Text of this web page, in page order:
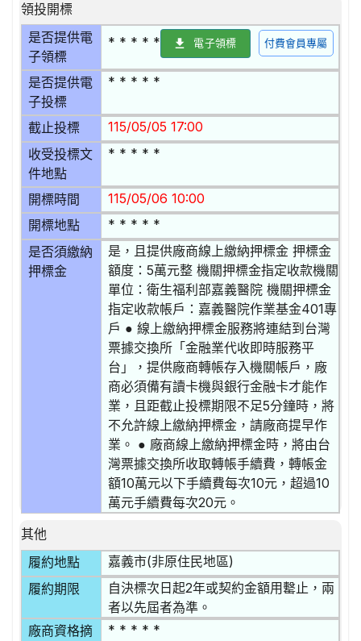
領投開標
是否提供電
子領標
* * * * * 電子領標 付費會員專屬
是否提供電
子投標
* * * * *
截止投標 115/05/05 17:00
收受投標文
件地點
* * * * *
開標時間 115/05/06 10:00
開標地點 * * * * *
是否須繳納
押標金
是，且提供廠商線上繳納押標金 押標金
額度：5萬元整 機關押標金指定收款機關
單位：衛生福利部嘉義醫院 機關押標金
指定收款帳戶：嘉義醫院作業基金401專
戶 ● 線上繳納押標金服務將連結到台灣
票據交換所「金融業代收即時服務平
台」，提供廠商轉帳存入機關帳戶，廠
商必須備有讀卡機與銀行金融卡才能作
業，且距截止投標期限不足5分鐘時，將
不允許線上繳納押標金，請廠商提早作
業。 ● 廠商線上繳納押標金時，將由台
灣票據交換所收取轉帳手續費，轉帳金
額10萬元以下手續費每次10元，超過10
萬元手續費每次20元。
其他
履約地點
嘉義市(非原住民地區)
履約期限
自決標次日起2年或契約金額用罊止，兩
者以先屆者為準。
廠商資格摘
* * * * *